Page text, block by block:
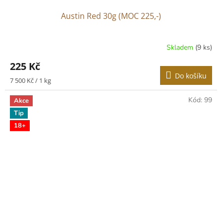
Austin Red 30g (MOC 225,-)
Skladem (9 ks)
225 Kč
Měrná
cena:
7 500 Kč / 1 kg Do košíku
Akce
Tip
18+
Kód: 99